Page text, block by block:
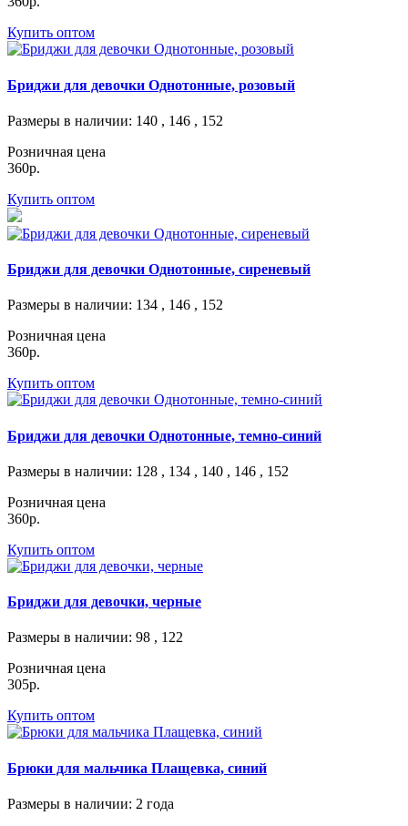
Купить оптом
Бриджи для девочки Однотонные, розовый
Размеры в наличии: 140 , 146 , 152
Розничная цена
360р.
Купить оптом
Бриджи для девочки Однотонные, сиреневый
Размеры в наличии: 134 , 146 , 152
Розничная цена
360р.
Купить оптом
Бриджи для девочки Однотонные, темно-синий
Размеры в наличии: 128 , 134 , 140 , 146 , 152
Розничная цена
360р.
Купить оптом
Бриджи для девочки, черные
Размеры в наличии: 98 , 122
Розничная цена
305р.
Купить оптом
Брюки для мальчика Плащевка, синий
Размеры в наличии: 2 года